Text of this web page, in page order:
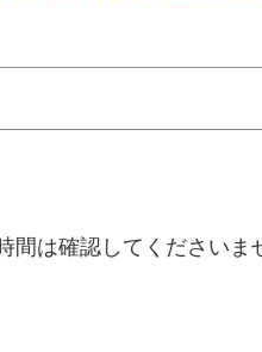
間は確認してくださいま